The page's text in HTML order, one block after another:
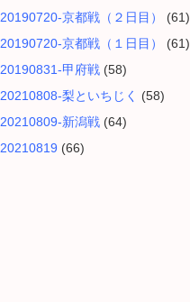
20190720-京都戦（２日目）
(61)
20190720-京都戦（１日目）
(61)
20190831-甲府戦 (58)
20210808-梨といちじく
(58)
20210809-新潟戦 (64)
20210819 (66)